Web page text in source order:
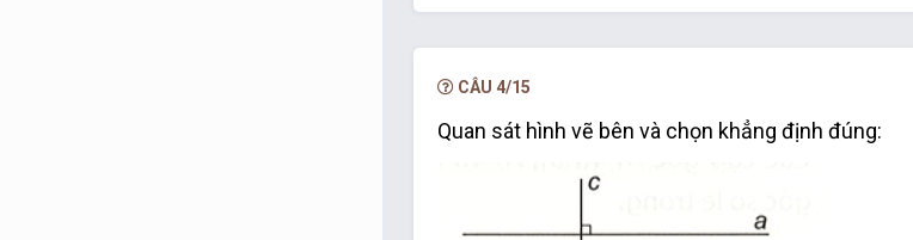
C. xx’⊥tt’;
D. xx’ // tt’.
CÂU 4/15
Quan sát hình vẽ bên và chọn khẳng định đúng: